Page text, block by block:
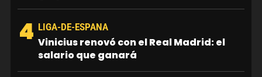
4 LIGA-DE-ESPANA
Vinicius renovó con el Real Madrid: el
salario que ganará